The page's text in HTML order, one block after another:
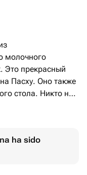
молочного
Это прекрасный
Пасху. Оно также
стола. Никто не
и очень
с фирменной
его в любом
ha sido